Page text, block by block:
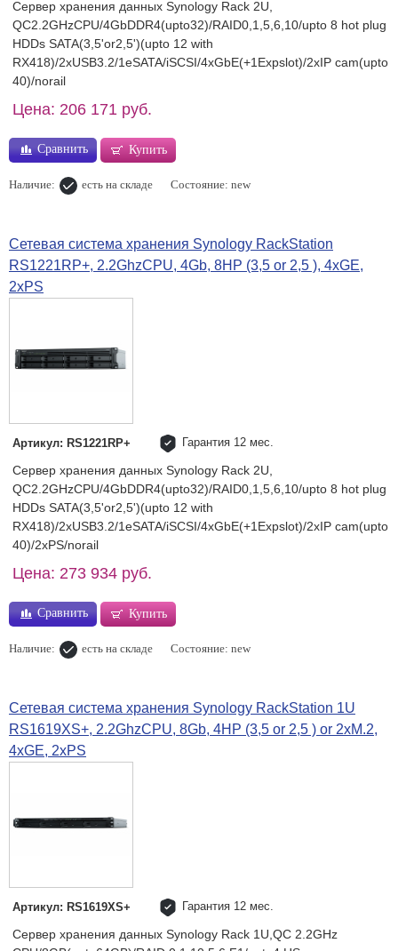
Сервер хранения данных Synology Rack 2U,
QC2.2GHzCPU/4GbDDR4(upto32)/RAID0,1,5,6,10/upto 8 hot plug
HDDs SATA(3,5'or2,5')(upto 12 with
RX418)/2xUSB3.2/1eSATA/iSCSI/4xGbE(+1Expslot)/2xIP cam(upto
40)/norail
Цена: 206 171 руб.
Сравнить Купить
Наличие: есть на складе Состояние: new
Сетевая система хранения Synology RackStation
RS1221RP+, 2.2GhzCPU, 4Gb, 8HP (3,5 or 2,5 ), 4xGE,
2xPS
Артикул: RS1221RP+ Гарантия 12 мес.
Сервер хранения данных Synology Rack 2U,
QC2.2GHzCPU/4GbDDR4(upto32)/RAID0,1,5,6,10/upto 8 hot plug
HDDs SATA(3,5'or2,5')(upto 12 with
RX418)/2xUSB3.2/1eSATA/iSCSI/4xGbE(+1Expslot)/2xIP cam(upto
40)/2xPS/norail
Цена: 273 934 руб.
Сравнить Купить
Наличие: есть на складе Состояние: new
Сетевая система хранения Synology RackStation 1U
RS1619XS+, 2.2GhzCPU, 8Gb, 4HP (3,5 or 2,5 ) or 2xM.2,
4xGE, 2xPS
Артикул: RS1619XS+ Гарантия 12 мес.
Сервер хранения данных Synology Rack 1U,QC 2.2GHz